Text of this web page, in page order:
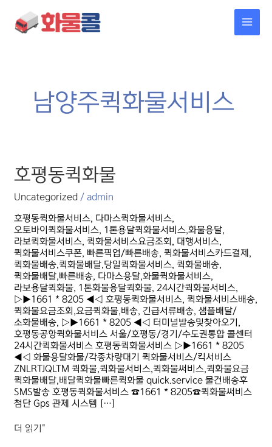
건너뛰기
남양주퀵화물서비스
호평동퀵화물
Uncategorized /admin
호평동퀵화물서비스, 다마스퀵화물서비스,
오토바이퀵화물서비스, 1톤용달퀵화물서비스,화물용달,
라보퀵화물서비스, 퀵화물서비스요금조회, 대행서비스,
퀵화물서비스쿠폰, 빠른픽업/빠른배송, 퀵화물서비스카드결제,
퀵화물배송,퀵화물배달,당일퀵화물서비스, 퀵화물배송,
퀵화물배달,빠른배송, 다마스용달,화물퀵화물서비스,
라보용달퀵화물, 1톤화물용달퀵화물, 24시간퀵화물서비스,
▷▶1661 * 8205 ◀◁ 호평동퀵화물서비스, 퀵화물서비스배송,
퀵화물요금조회,요금퀵화물,배송, 긴급서류배송, 샘플배달/
소화물배송, ▷▶1661 * 8205 ◀◁ 터미널발송및찾아오기,
호평동공항퀵화물서비스 서울/호평동/경기/수도권통합 콜센터
24시간퀵화물서비스 호평동퀵화물서비스 ▷▶1661 * 8205
◀◁ 화물용달화물/각종차량대기 퀵화물서비스/킥서비스
ZNLRTJQLTM 퀵화물,퀵화물서비스,퀵화물써비스,퀵화물요금
퀵화물배달,배달퀵화물빠른퀵화물 quick.service 물건배송후
SMS발송 호평동퀵화물서비스 ☎1661 * 8205☎퀵화물써비스
첨단 Gps 관제 시스템 […]
호평동퀵화물
더 읽기"